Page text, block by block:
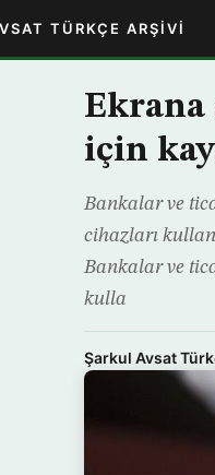
TÜRKÇE ARŞIVI
Ekrana
için
Bankalar ve
cihazları
Bankalar ve
kulla
Şarkul Avsat